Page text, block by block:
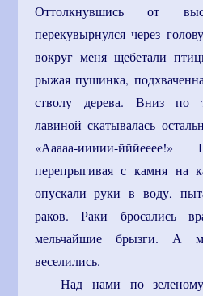
Оттолкнувшись от
перекувырнулся через
вокруг меня щебетали
рыжая пушинка,
стволу дерева. Вниз по
лавиной скатывалась
«Ааааа-иииии-
перепрыгивая с камня на
опускали руки в воду,
раков. Раки бросались
мельчайшие брызги. А
веселились.
Над нами по